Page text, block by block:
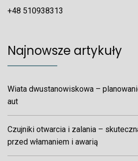
+48 510938313
Najnowsze artykuły
Wiata dwustanowiskowa –
aut
Czujniki otwarcia i zalania –
przed włamaniem i awarią